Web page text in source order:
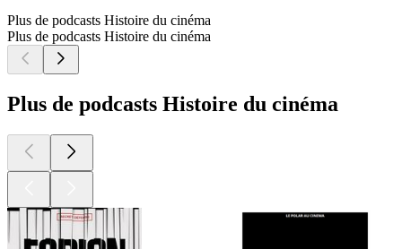
Plus de podcasts Histoire du cinéma
Plus de podcasts Histoire du cinéma
Plus de podcasts Histoire du cinéma